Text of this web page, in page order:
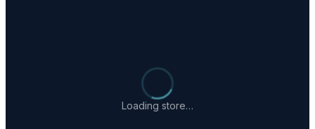
Loading store…